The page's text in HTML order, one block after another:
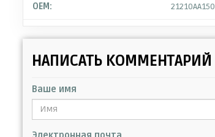
OEM: 21210AA150
НАПИСАТЬ КОММЕНТАРИЙ
Ваше имя